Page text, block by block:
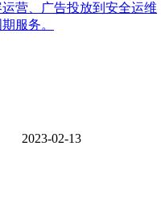
营、广告投放到安全运维
服务。
2023-02-13